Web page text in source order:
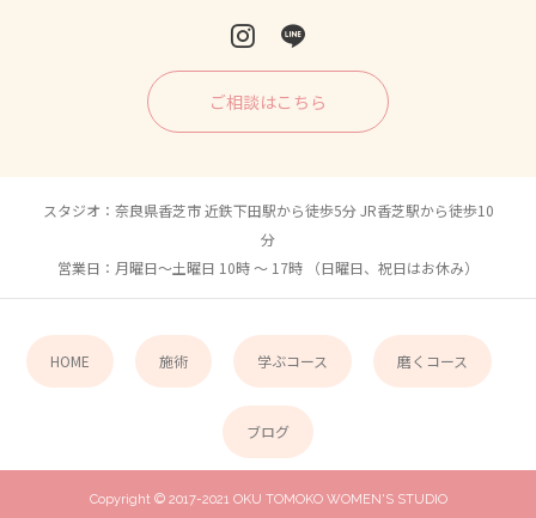
ご相談はこちら
スタジオ：奈良県香芝市 近鉄下田駅から徒歩5分 JR香芝駅から徒歩10
分
営業日：月曜日〜土曜日 10時 〜 17時 （日曜日、祝日はお休み）
HOME 施術 学ぶコース 磨くコース
ブログ
Copyright © 2017-2021 OKU TOMOKO WOMEN'S STUDIO